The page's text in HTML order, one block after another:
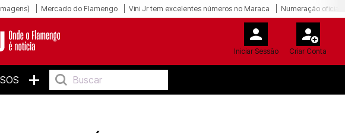
Mercado do Flamengo Vini Jr tem excelentes números no Maraca Numeração oficial
Iniciar Sessão Criar Conta
+